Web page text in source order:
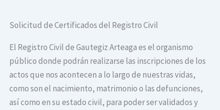
Solicitud de Certificados del Registro Civil
El Registro Civil de Gautegiz Arteaga es el organismo
público donde podrán realizarse las inscripciones de los
actos que nos acontecen a lo largo de nuestras vidas,
como son el nacimiento, matrimonio o las defunciones,
así como en su estado civil, para poder ser validados y